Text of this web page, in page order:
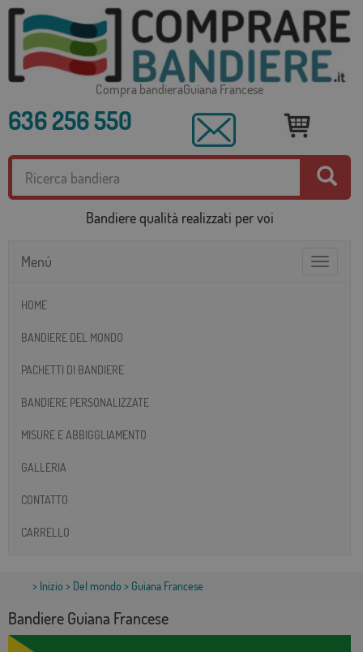
Compra bandieraGuiana Francese
636 256 550
Bandiere qualità realizzati per voi
Toggle
Menú
HOME
BANDIERE DEL MONDO
PACHETTI DI BANDIERE
BANDIERE PERSONALIZZATE
MISURE E ABBIGGLIAMENTO
GALLERIA
CONTATTO
CARRELLO
> Inizio > Del mondo > Guiana Francese
Bandiere Guiana Francese